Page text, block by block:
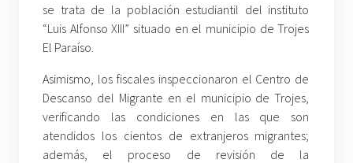
se trata de la población estudiantil del instituto
“Luis Alfonso XIII” situado en el municipio de Trojes
El Paraíso.
Asimismo, los fiscales inspeccionaron el Centro de
Descanso del Migrante en el municipio de Trojes,
verificando las condiciones en las que son
atendidos los cientos de extranjeros migrantes;
además, el proceso de revisión de la